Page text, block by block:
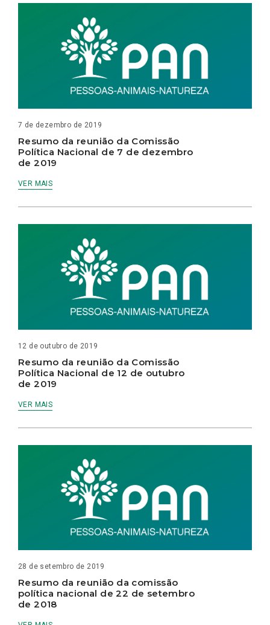
7 de dezembro de 2019
Resumo da reunião da Comissão
Política Nacional de 7 de dezembro
de 2019
VER MAIS
12 de outubro de 2019
Resumo da reunião da Comissão
Política Nacional de 12 de outubro
de 2019
VER MAIS
28 de setembro de 2019
Resumo da reunião da comissão
política nacional de 22 de setembro
de 2018